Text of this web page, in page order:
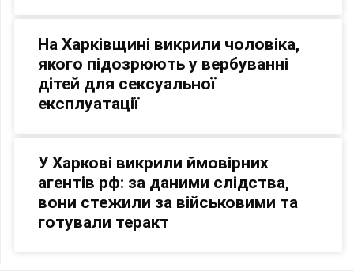
На Харківщині викрили чоловіка,
якого підозрюють у вербуванні
дітей для сексуальної
експлуатації
У Харкові викрили ймовірних
агентів рф: за даними слідства,
вони стежили за військовими та
готували теракт